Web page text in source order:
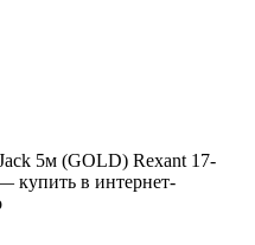
5м (GOLD) Rexant 17-
купить в интернет-